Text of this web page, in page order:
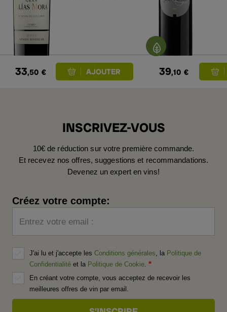
33,50 € 39,10 €
INSCRIVEZ-VOUS
10€ de réduction sur votre première commande.
Et recevez nos offres, suggestions et recommandations.
Devenez un expert en vins!
Créez votre compte:
Entrez votre email :
J'ai lu et j'accepte les Conditions générales , la Politique de
Confidentialité et la Politique de Cookie
En créant votre compte, vous acceptez de recevoir les
meilleures offres de vin par email.